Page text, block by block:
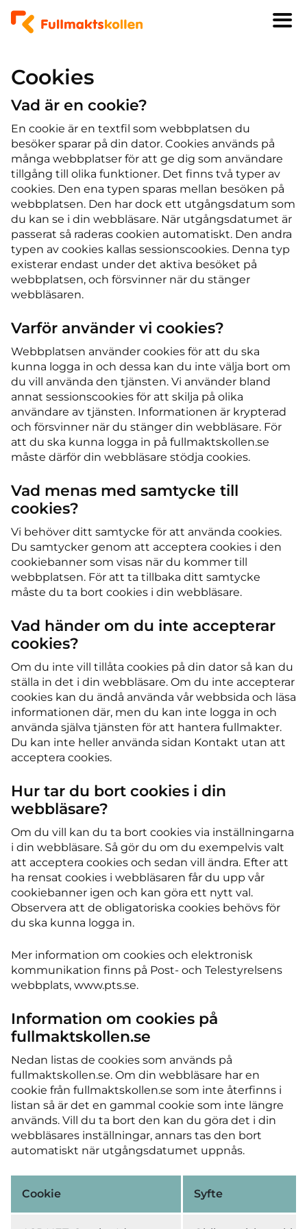
Cookies
Vad är en cookie?
En cookie är en textfil som webbplatsen du
besöker sparar på din dator. Cookies används på
många webbplatser för att ge dig som användare
tillgång till olika funktioner. Det finns två typer av
cookies. Den ena typen sparas mellan besöken på
webbplatsen. Den har dock ett utgångsdatum som
du kan se i din webbläsare. När utgångsdatumet är
passerat så raderas cookien automatiskt. Den andra
typen av cookies kallas sessionscookies. Denna typ
existerar endast under det aktiva besöket på
webbplatsen, och försvinner när du stänger
webbläsaren.
Varför använder vi cookies?
Webbplatsen använder cookies för att du ska
kunna logga in och dessa kan du inte välja bort om
du vill använda den tjänsten. Vi använder bland
annat sessionscookies för att skilja på olika
användare av tjänsten. Informationen är krypterad
och försvinner när du stänger din webbläsare. För
att du ska kunna logga in på fullmaktskollen.se
måste därför din webbläsare stödja cookies.
Vad menas med samtycke till
cookies?
Vi behöver ditt samtycke för att använda cookies.
Du samtycker genom att acceptera cookies i den
cookiebanner som visas när du kommer till
webbplatsen. För att ta tillbaka ditt samtycke
måste du ta bort cookies i din webbläsare.
Vad händer om du inte accepterar
cookies?
Om du inte vill tillåta cookies på din dator så kan du
ställa in det i din webbläsare. Om du inte accepterar
cookies kan du ändå använda vår webbsida och läsa
informationen där, men du kan inte logga in och
använda själva tjänsten för att hantera fullmakter.
Du kan inte heller använda sidan Kontakt utan att
acceptera cookies.
Hur tar du bort cookies i din
webbläsare?
Om du vill kan du ta bort cookies via inställningarna
i din webbläsare. Så gör du om du exempelvis valt
att acceptera cookies och sedan vill ändra. Efter att
ha rensat cookies i webbläsaren får du upp vår
cookiebanner igen och kan göra ett nytt val.
Observera att de obligatoriska cookies behövs för
du ska kunna logga in.
Mer information om cookies och elektronisk
kommunikation finns på Post- och Telestyrelsens
webbplats, www.pts.se.
Information om cookies på
fullmaktskollen.se
Nedan listas de cookies som används på
fullmaktskollen.se. Om din webbläsare har en
cookie från fullmaktskollen.se som inte återfinns i
listan så är det en gammal cookie som inte längre
används. Vill du ta bort den kan du göra det i din
webbläsares inställningar, annars tas den bort
automatiskt när utgångsdatumet uppnås.
Cookie Syfte